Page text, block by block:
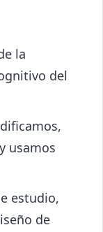
la
del
usamos
estudio,
de